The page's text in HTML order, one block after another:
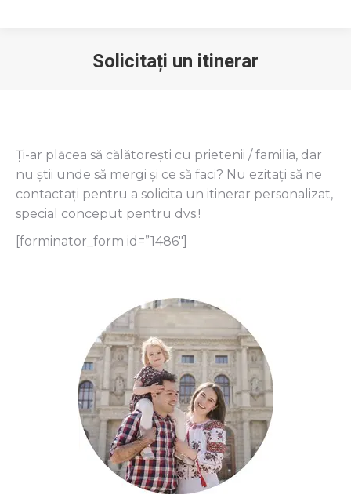
Solicitați un itinerar
Ți-ar plăcea să călătorești cu prietenii / familia, dar
nu știi unde să mergi și ce să faci? Nu ezitați să ne
contactați pentru a solicita un itinerar personalizat,
special conceput pentru dvs.!
[forminator_form id=”1486″]